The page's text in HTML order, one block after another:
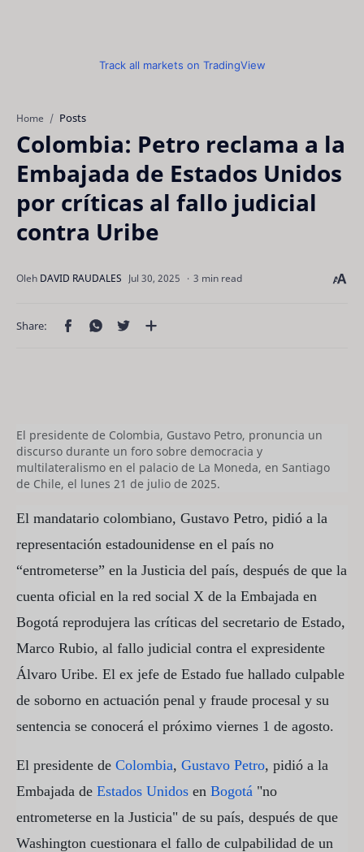
Track all markets on TradingView
Home Posts
Colombia: Petro reclama a la
Embajada de Estados Unidos
por críticas al fallo judicial
contra Uribe
3 min read
El presidente de Colombia, Gustavo Petro, pronuncia un
discurso durante un foro sobre democracia y
multilateralismo en el palacio de La Moneda, en Santiago
de Chile, el lunes 21 de julio de 2025.
El mandatario colombiano, Gustavo Petro, pidió a la
representación estadounidense en el país no
“entrometerse” en la Justicia del país, después de que la
cuenta oficial en la red social X de la Embajada en
Bogotá reprodujera las críticas del secretario de Estado,
Marco Rubio, al fallo judicial contra el expresidente
Álvaro Uribe. El ex jefe de Estado fue hallado culpable
de soborno en actuación penal y fraude procesal y su
sentencia se conocerá el próximo viernes 1 de agosto.
El presidente de Colombia, Gustavo Petro, pidió a la
Embajada de Estados Unidos en Bogotá "no
entrometerse en la Justicia" de su país, después de que
Washington cuestionara el fallo de culpabilidad de un